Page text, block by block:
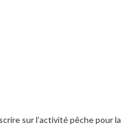
sur l’activité pêche pour la